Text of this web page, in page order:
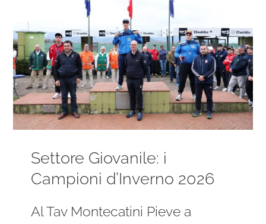
Settore Giovanile: i
Campioni d’Inverno 2026
Al Tav Montecatini Pieve a